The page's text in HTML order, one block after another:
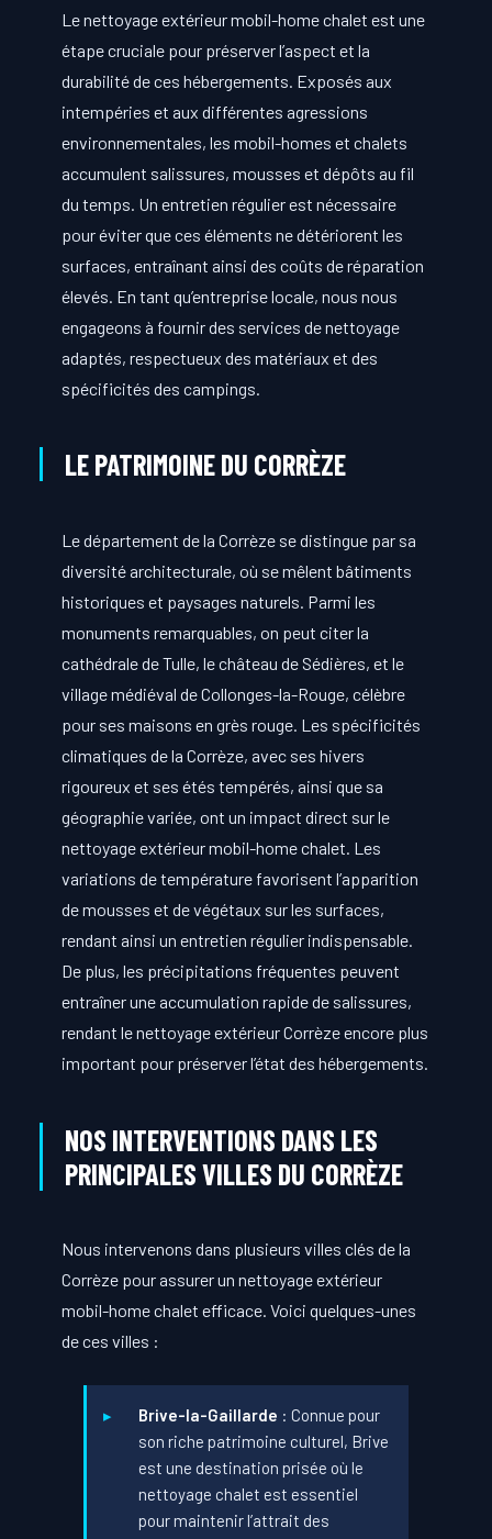
Le nettoyage extérieur mobil-home chalet est une
étape cruciale pour préserver l’aspect et la
durabilité de ces hébergements. Exposés aux
intempéries et aux différentes agressions
environnementales, les mobil-homes et chalets
accumulent salissures, mousses et dépôts au fil
du temps. Un entretien régulier est nécessaire
pour éviter que ces éléments ne détériorent les
surfaces, entraînant ainsi des coûts de réparation
élevés. En tant qu’entreprise locale, nous nous
engageons à fournir des services de nettoyage
adaptés, respectueux des matériaux et des
spécificités des campings.
LE PATRIMOINE DU CORRÈZE
Le département de la Corrèze se distingue par sa
diversité architecturale, où se mêlent bâtiments
historiques et paysages naturels. Parmi les
monuments remarquables, on peut citer la
cathédrale de Tulle, le château de Sédières, et le
village médiéval de Collonges-la-Rouge, célèbre
pour ses maisons en grès rouge. Les spécificités
climatiques de la Corrèze, avec ses hivers
rigoureux et ses étés tempérés, ainsi que sa
géographie variée, ont un impact direct sur le
nettoyage extérieur mobil-home chalet. Les
variations de température favorisent l’apparition
de mousses et de végétaux sur les surfaces,
rendant ainsi un entretien régulier indispensable.
De plus, les précipitations fréquentes peuvent
entraîner une accumulation rapide de salissures,
rendant le nettoyage extérieur Corrèze encore plus
important pour préserver l’état des hébergements.
NOS INTERVENTIONS DANS LES
PRINCIPALES VILLES DU CORRÈZE
Nous intervenons dans plusieurs villes clés de la
Corrèze pour assurer un nettoyage extérieur
mobil-home chalet efficace. Voici quelques-unes
de ces villes :
Brive-la-Gaillarde : Connue pour
son riche patrimoine culturel, Brive
est une destination prisée où le
nettoyage chalet est essentiel
pour maintenir l’attrait des